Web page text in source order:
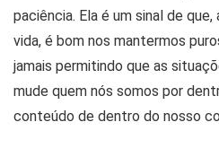
paciência. Ela é um sinal de
vida, é bom nos mantermos
jamais permitindo que as
mude quem nós somos por
conteúdo de dentro do nosso